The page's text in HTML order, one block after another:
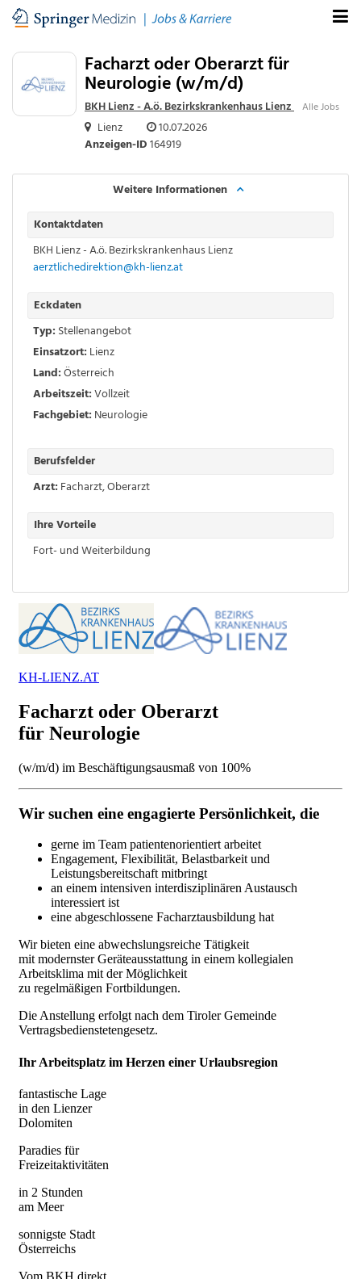
Facharzt oder Oberarzt für
Neurologie (w/m/d)
BKH Lienz - A.ö. Bezirkskrankenhaus Lienz Alle Jobs
Lienz
10.07.2026
Anzeigen-ID164919
Weitere Informationen
Kontaktdaten
BKH Lienz - A.ö. Bezirkskrankenhaus Lienz
aerztlichedirektion@kh-lienz.at
Eckdaten
Typ: Stellenangebot
Einsatzort: Lienz
Land:Österreich
Arbeitszeit:Vollzeit
Fachgebiet: Neurologie
Berufsfelder
Arzt: Facharzt,Oberarzt
Ihre Vorteile
Fort- und Weiterbildung